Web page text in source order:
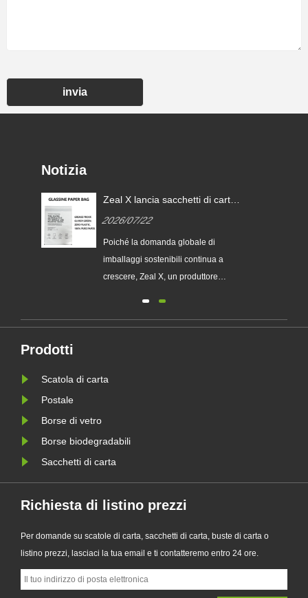
invia
Notizia
Zeal X lancia sacchetti di carta
aiutare i marchi globali a
sostituire gli imballaggi in
plastica monouso
2026/07/22
Poiché la domanda globale di
imballaggi sostenibili continua a
crescere, Zeal X, un produttore
sua serie aggiornata di sacchetti di
ai tradizionali sacchetti di plas......
Prodotti
Scatola di carta
Postale
Borse di vetro
Borse biodegradabili
Sacchetti di carta
Richiesta di listino prezzi
Per domande su scatole di carta, sacchetti di carta, buste di carta o
listino prezzi, lasciaci la tua email e ti contatteremo entro 24 ore.